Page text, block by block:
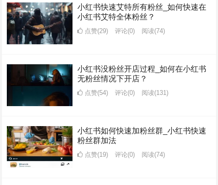
小红书快速艾特所有粉丝_如何快速在
小红书艾特全体粉丝？
点赞(29) 评论(0) 阅读(74)
小红书没粉丝开店过程_如何在小红书
无粉丝情况下开店？
点赞(54) 评论(0) 阅读(131)
小红书如何快速加粉丝群_小红书快速
粉丝群加法
点赞(19) 评论(0) 阅读(74)